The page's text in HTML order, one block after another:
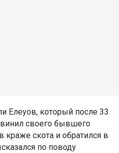
Елеуов, который после 33
своего бывшего
краже скота и обратился в
по поводу